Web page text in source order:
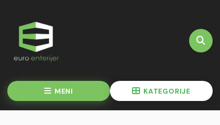
MENI KATEGORIJE